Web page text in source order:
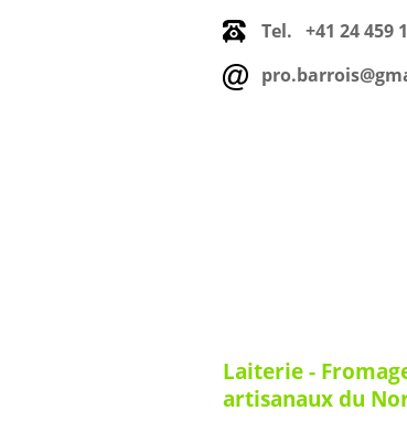
Tel. +41 24 459
Laiterie -
artisanaux du